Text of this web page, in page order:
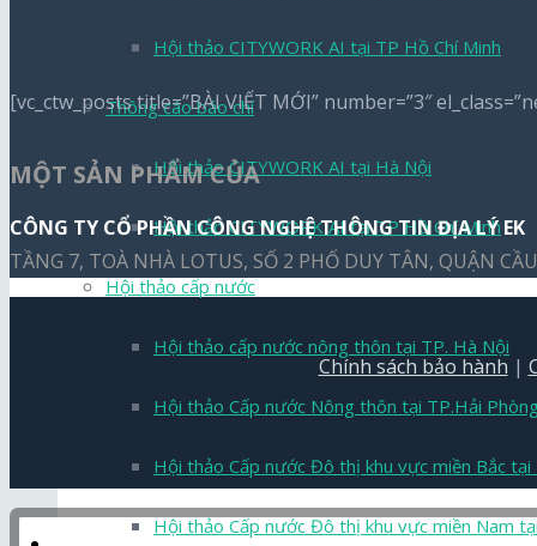
Hội thảo CITYWORK AI tại TP Hồ Chí Minh
Thông cáo báo chí
Hội thảo CITYWORK AI tại Hà Nội
Hội thảo CITYWORK AI tại TP Hồ Chí Minh
Hội thảo cấp nước
Hội thảo cấp nước nông thôn tại TP. Hà Nội
Hội thảo Cấp nước Nông thôn tại TP.Hải
Hội thảo Cấp nước Đô thị khu vực miền Bắc tại
Hội thảo Cấp nước Đô thị khu vực miền Nam
[vc_ctw_posts title=”BÀI VIẾT MỚI” number=”3″
MỘT SẢN PHẨM CỦA
CÔNG TY CỔ PHẦN CÔNG NGHỆ THÔNG TIN ĐỊA LÝ EK
TẦNG 7, TOÀ NHÀ LOTUS, SỐ 2 PHỐ DUY TÂN, QUẬN
Chính sách bảo hành |